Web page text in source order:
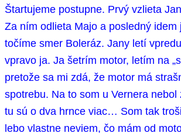
Štartujeme postupne. Prvý vzlieta
Za ním odlieta Majo a posledný idem
točíme smer Boleráz. Jany letí
vpravo ja. Ja šetrím motor, letím na
pretože sa mi zdá, že motor má
spotrebu. Na to som u Vernera nebol
tu sú o dva hrnce viac… Som tak
lebo vlastne neviem, čo mám od